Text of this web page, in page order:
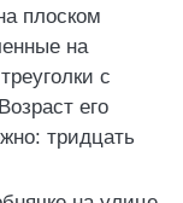
плоском
на
с
его
тридцать